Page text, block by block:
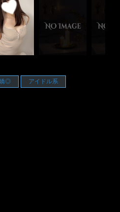
◎ アイドル系